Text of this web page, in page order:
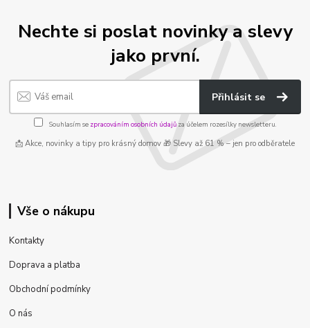
Nechte si poslat novinky a slevy
jako první.
Přihlásit se
Souhlasím se zpracováním osobních údajůza účelem rozesílky newsletteru.
📩 Akce, novinky a tipy pro krásný domov 🎁 Slevy až 61 % – jen pro odběratele
Vše o nákupu
Kontakty
Doprava a platba
Obchodní podmínky
O nás